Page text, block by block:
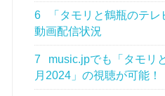
6
「タモリと鶴瓶のテ
動画配信状況
7
music.jpでも「タモリ
月2024」の視聴が可能！